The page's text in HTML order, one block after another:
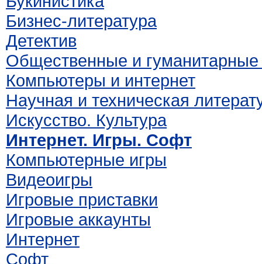
Бизнес-литература
Детектив
Общественные и гуманитарные
Компьютеры и интернет
Научная и техническая
Искусство. Культура
Интернет. Игры. Софт
Компьютерные игры
Видеоигры
Игровые приставки
Игровые аккаунты
Интернет
Софт